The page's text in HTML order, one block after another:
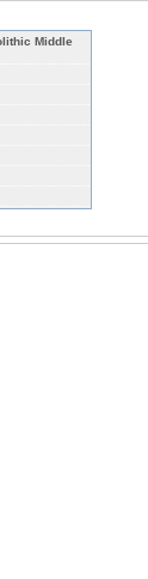
Middle